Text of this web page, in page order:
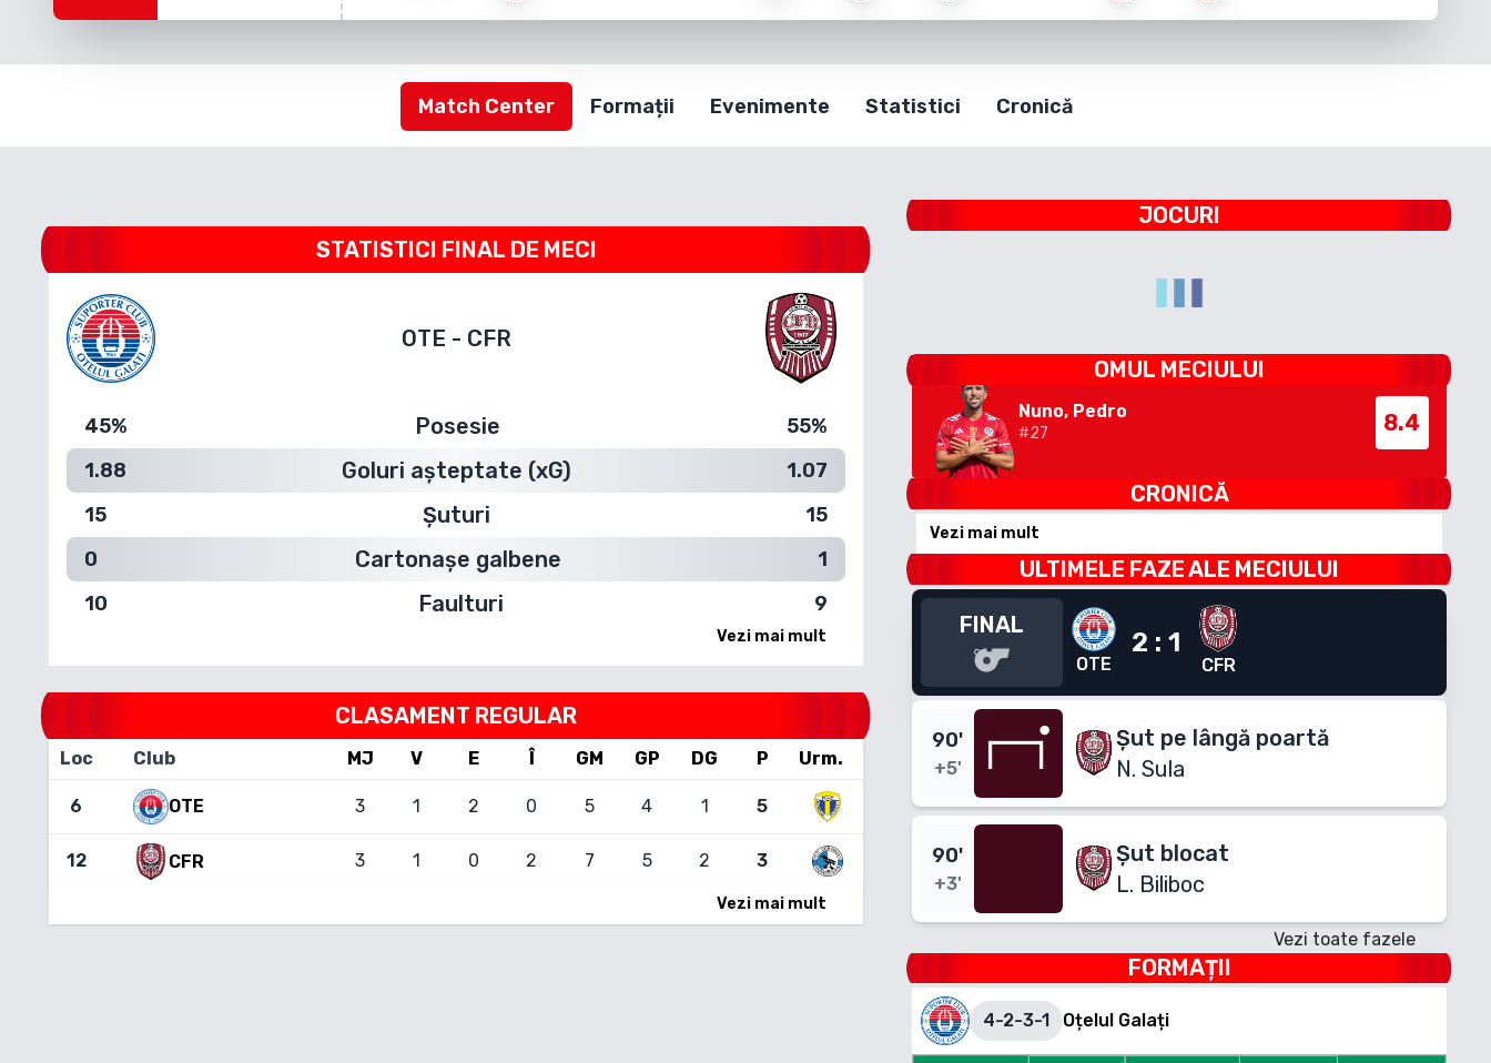
Match Center Formații Evenimente Statistici Cronică
STATISTICI FINAL DE MECI
OTE - CFR
45% Posesie
55%
1.88
Goluri așteptate (xG)
1.07
15
Șuturi
15
0
Cartonașe galbene
1
10
Faulturi 9
Vezi mai mult
CLASAMENT REGULAR
Loc Club MJ V E GM GP DG P Urm.
6 OTE 3 1 2 0 5 4 1 5
12 CFR 3 1 0 2 7 5 2 3
Vezi mai mult
JOCURI
OMUL MECIULUI
Nuno, Pedro
#27 8.4
CRONICĂ
Vezi mai mult
ULTIMELE FAZE ALE MECIULUI
FINAL
OTE
2 : 1
CFR
90'
+5'
Șut pe lângă poartă
N. Sula
90'
+3'
Șut blocat
L. Biliboc
Vezi toate fazele
FORMAȚII
4-2-3-1 Oțelul Galați